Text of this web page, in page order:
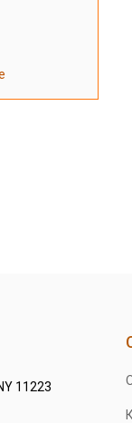
11223